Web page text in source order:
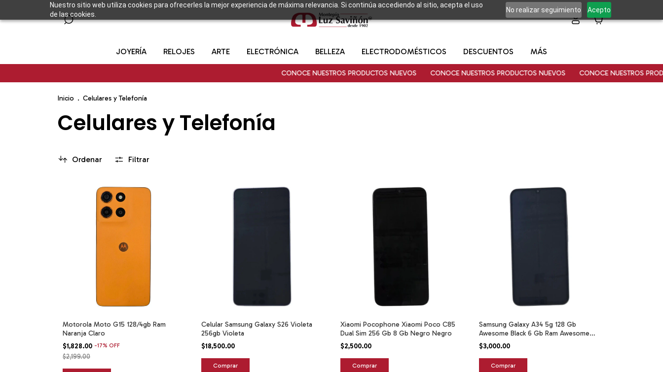
Nuestro sitio web utiliza cookies para ofrecerles la mejor experiencia de máxima relevancia. Si continúa accediendo al sitio, acepta el uso
de las cookies.
No realizar seguimiento Acepto
0
JOYERÍA RELOJES ARTE ELECTRÓNICA BELLEZA ELECTRODOMÉSTICOS DESCUENTOS MÁS
CONOCE NUESTROS PRODUCTOS NUEVOS CONOCE NUESTROS PRODUCTOS NUEVOS CONOCE NUESTROS PRODUCTOS
Inicio . Celulares y Telefonía
Celulares y Telefonía
Ordenar Filtrar
Motorola Moto G15 128/4gb Ram
Naranja Claro
$1,828.00 -17% OFF
$2,199.00
Celular Samsung Galaxy S26 Violeta
256gb Violeta
$18,500.00
Xiaomi Pocophone Xiaomi Poco C85
Dual Sim 256 Gb 8 Gb Negro Negro
$2,500.00
Samsung Galaxy A34 5g 128 Gb
Awesome Black 6 Gb Ram Awesome
Graphite
$3,000.00